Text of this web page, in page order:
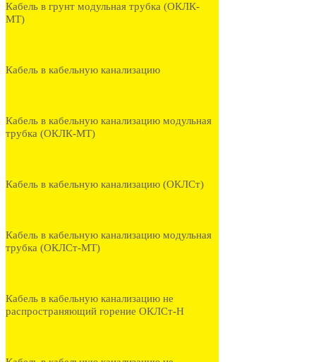
Кабель в грунт модульная трубка (ОКЛК-
МТ)
Кабель в кабельную канализацию
Кабель в кабельную канализацию модульная
трубка (ОКЛК-МТ)
Кабель в кабельную канализацию (ОКЛСт)
Кабель в кабельную канализацию модульная
трубка (ОКЛСт-МТ)
Кабель в кабельную канализацию не
распространяющий горение ОКЛСт-Н